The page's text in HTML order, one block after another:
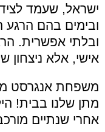
ישראל, שעמד
ובימים בהם
ובלתי אפשרית.
אישי, אלא
משפחת אנגרסט
מתן שלנו בבית!
אחרי שנתיים